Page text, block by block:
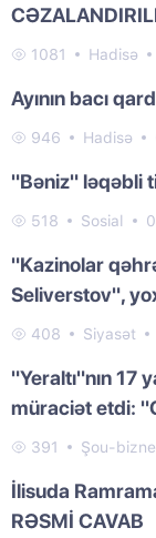
1081 Hadisə
Ayının bacı
946 Hadisə
"Bəniz" ləqəbli
518 Sosial
"Kazinolar
Seliverstov",
408 Siyasət
"Yeraltı"nın 17
müraciət etdi:
391 Şou-
İlisuda
RƏSMİ CAVAB